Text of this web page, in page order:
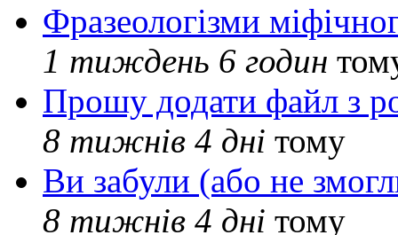
Фразеологізми
1 тиждень 6 годин
Прошу додати файл з
8 тижнів 4 дні тому
Ви забули (або не
8 тижнів 4 дні тому